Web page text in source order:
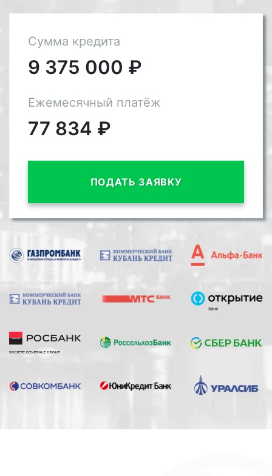
Сумма кредита
9 375 000 ₽
Ежемесячный платёж
77 834 ₽
ПОДАТЬ ЗАЯВКУ